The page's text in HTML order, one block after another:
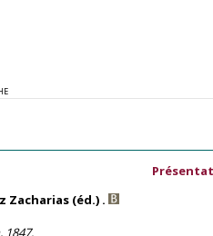
Zacharias (éd.) .
1847.